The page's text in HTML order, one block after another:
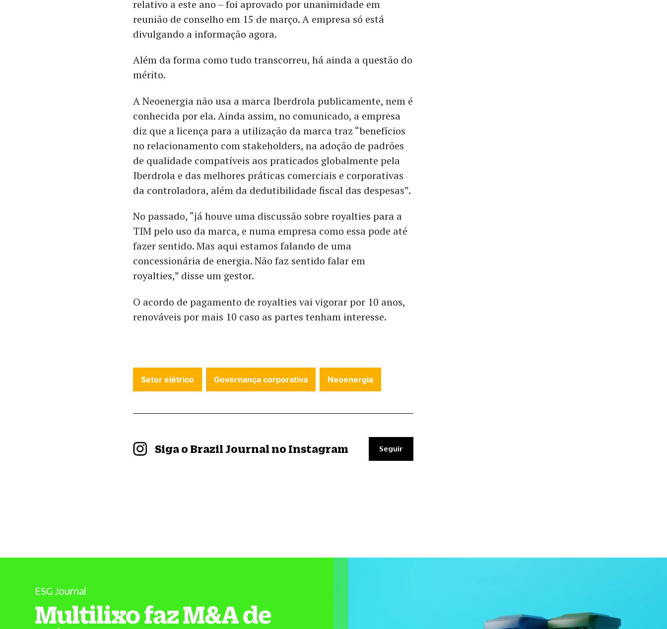
relativo a este ano – foi aprovado por unanimidade em
reunião de conselho em 15 de março. A empresa só está
divulgando a informação agora.
Além da forma como tudo transcorreu, há ainda a questão do
mérito.
A Neoenergia não usa a marca Iberdrola publicamente, nem é
conhecida por ela. Ainda assim, no comunicado, a empresa
diz que a licença para a utilização da marca traz “benefícios
no relacionamento com stakeholders, na adoção de padrões
de qualidade compatíveis aos praticados globalmente pela
Iberdrola e das melhores práticas comerciais e corporativas
da controladora, além da dedutibilidade fiscal das despesas”.
No passado, “já houve uma discussão sobre royalties para a
TIM pelo uso da marca, e numa empresa como essa pode até
fazer sentido. Mas aqui estamos falando de uma
concessionária de energia. Não faz sentido falar em
royalties,” disse um gestor.
O acordo de pagamento de royalties vai vigorar por 10 anos,
renováveis por mais 10 caso as partes tenham interesse.
Setor elétrico Governança corporativa Neoenergia
Siga o Brazil Journal no Instagram Seguir
ESG Journal
Multilixo faz M&A de